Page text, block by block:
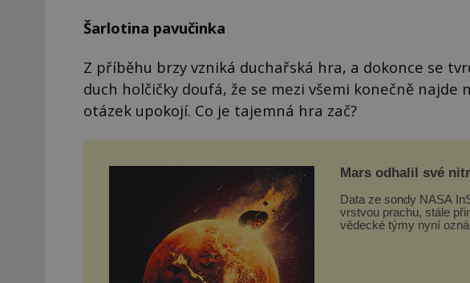
Šarlotina pavučinka
Z příběhu brzy vzniká duchařská hra, a dokonce se
duch holčičky doufá, že se mezi všemi konečně najde
otázek upokojí. Co je tajemná hra zač?
Mars odhalil své
Data ze sondy NASA
vrstvou prachu, stále
vědecké týmy nyní